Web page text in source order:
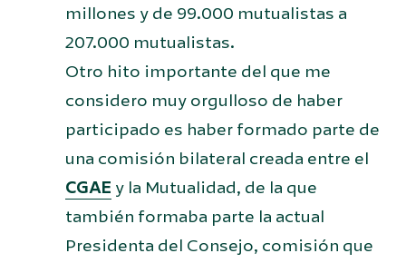
millones y de 99.000 mutualistas a
207.000 mutualistas.
Otro hito importante del que me
considero muy orgulloso de haber
participado es haber formado parte de
una comisión bilateral creada entre el
CGAE y la Mutualidad, de la que
también formaba parte la actual
Presidenta del Consejo, comisión que